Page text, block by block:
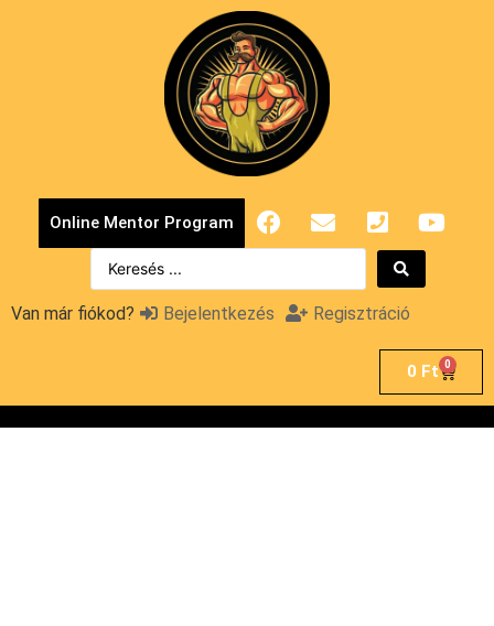
Online Mentor Program
Van már fiókod? Bejelentkezés Regisztráció
0 Ft 0